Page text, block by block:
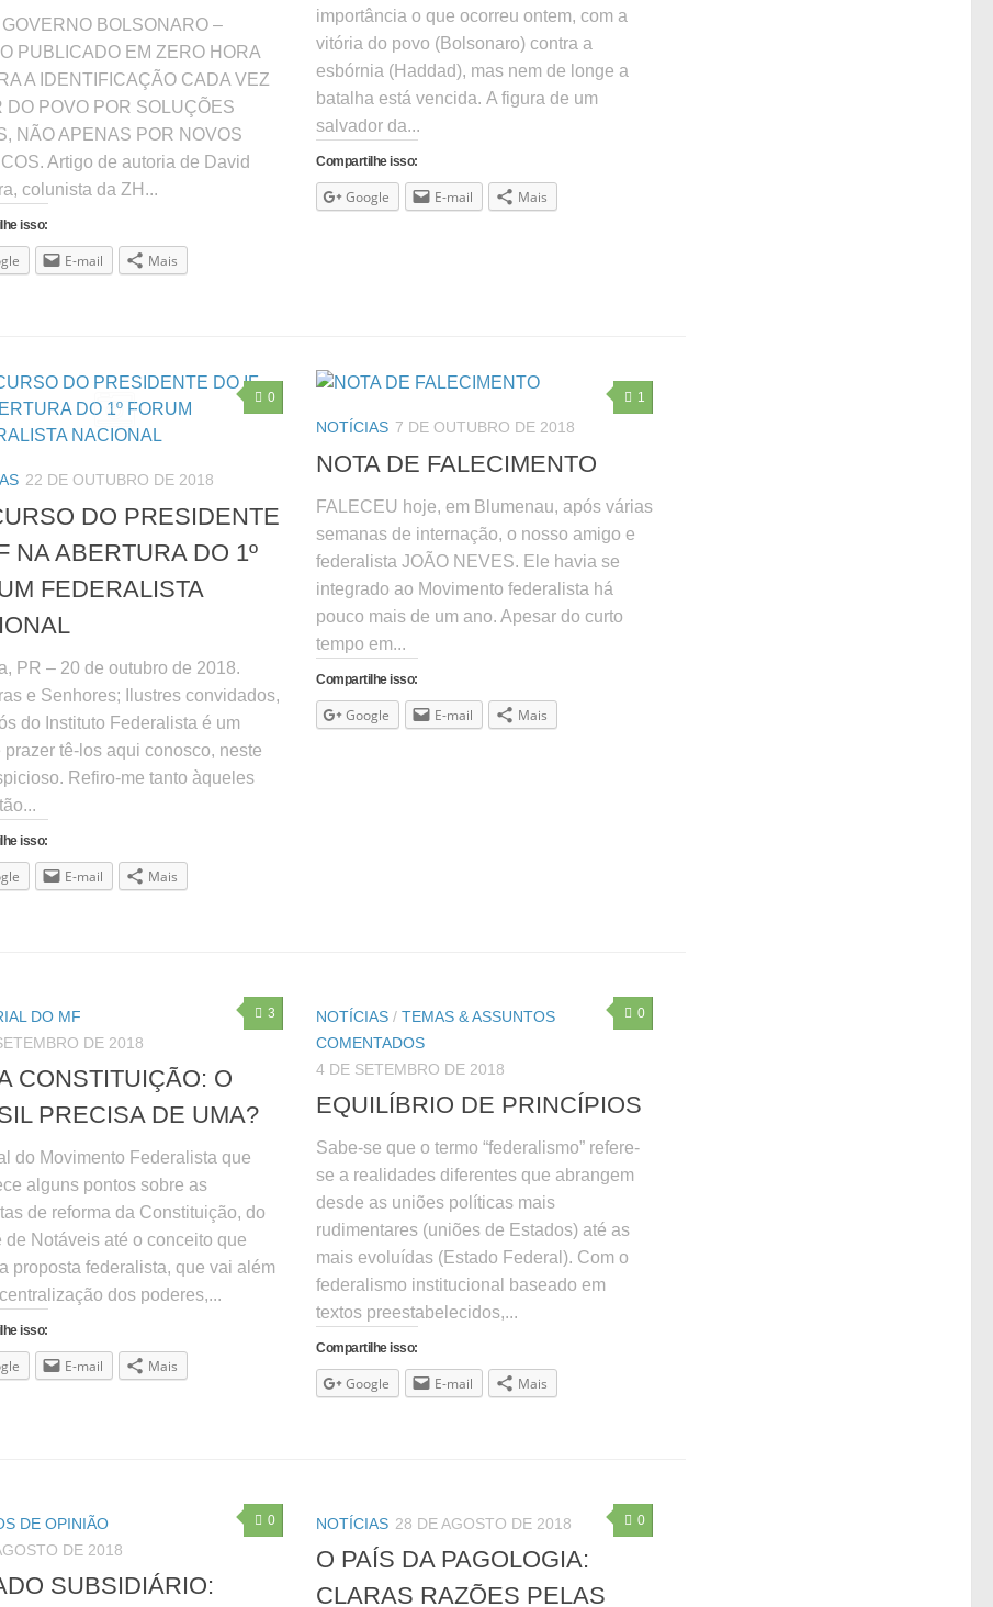
GOVERNO BOLSONARO –
PUBLICADO EM ZERO HORA
A IDENTIFICAÇÃO CADA VEZ
DO POVO POR SOLUÇÕES
NÃO APENAS POR NOVOS
Artigo de autoria de David
colunista da ZH...
isso:
E-mail Mais
importância o que ocorreu ontem, com a
vitória do povo (Bolsonaro) contra a
esbórnia (Haddad), mas nem de longe a
batalha está vencida. A figura de um
salvador da...
Compartilhe isso:
Google E-mail Mais
0
22 DE OUTUBRO DE 2018
DO PRESIDENTE
NA ABERTURA DO 1º
FEDERALISTA
PR – 20 de outubro de 2018.
e Senhores; Ilustres convidados,
do Instituto Federalista é um
prazer tê-los aqui conosco, neste
Refiro-me tanto àqueles
isso:
E-mail Mais
1
NOTÍCIAS 7 DE OUTUBRO DE 2018
NOTA DE FALECIMENTO
FALECEU hoje, em Blumenau, após várias
semanas de internação, o nosso amigo e
federalista JOÃO NEVES. Ele havia se
integrado ao Movimento federalista há
pouco mais de um ano. Apesar do curto
tempo em...
Compartilhe isso:
Google E-mail Mais
3
DO MF
DE 2018
CONSTITUIÇÃO: O
PRECISA DE UMA?
do Movimento Federalista que
alguns pontos sobre as
de reforma da Constituição, do
de Notáveis até o conceito que
proposta federalista, que vai além
dos poderes,...
isso:
E-mail Mais
0
NOTÍCIAS / TEMAS & ASSUNTOS
COMENTADOS
4 DE SETEMBRO DE 2018
EQUILÍBRIO DE PRINCÍPIOS
Sabe-se que o termo “federalismo” refere-
se a realidades diferentes que abrangem
desde as uniões políticas mais
rudimentares (uniões de Estados) até as
mais evoluídas (Estado Federal). Com o
federalismo institucional baseado em
textos preestabelecidos,...
Compartilhe isso:
Google E-mail Mais
0
DE OPINIÃO
DE 2018
SUBSIDIÁRIO:
0
NOTÍCIAS 28 DE AGOSTO DE 2018
O PAÍS DA PAGOLOGIA:
CLARAS RAZÕES PELAS